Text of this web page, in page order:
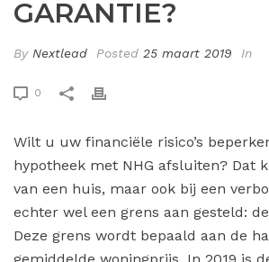
GARANTIE?
By Nextlead Posted 25 maart 2019 In
0
Wilt u uw financiële risico’s
hypotheek met NHG afsluiten? Dat
van een huis, maar ook bij een
echter wel een grens aan gesteld:
Deze grens wordt bepaald aan de